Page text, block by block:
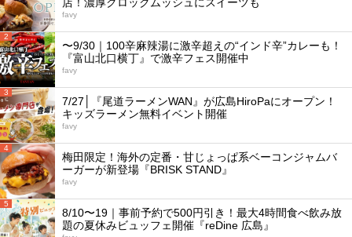
favy
2
〜9/30｜100辛麻辣湯に激辛超えの“インド辛”カレーも！
『富山北口横丁』で激辛フェス開催中
favy
3
7/27│『尾道ラーメンWAN』が広島HiroPaにオープン！
キッズラーメン無料イベント開催
favy
4
梅田限定！海外の定番・甘じょっぱ系ベーコンジャムバ
ーガーが新登場『BRISK STAND』
favy
5
8/10〜19｜事前予約で500円引き！最大4時間食べ飲み放
題の夏休みビュッフェ開催『reDine 広島』